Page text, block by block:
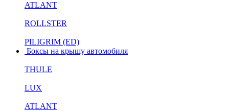
ATLANT
ROLLSTER
PILIGRIM (ED)
Боксы на крышу автомобиля
THULE
LUX
ATLANT